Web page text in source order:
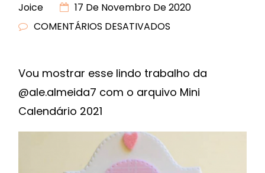
Joice
17 De Novembro De 2020
COMENTÁRIOS DESATIVADOS
MINI
CALENDÁRIO
Vou mostrar esse lindo trabalho da
@ale.almeida7 com o arquivo Mini
Calendário 2021